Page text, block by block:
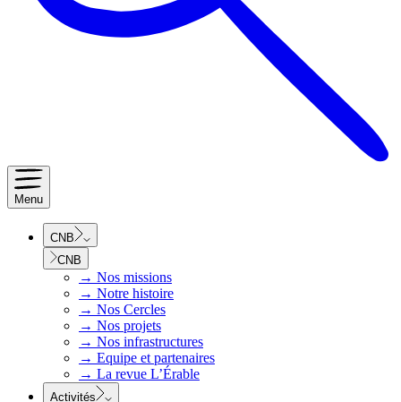
Menu
CNB
CNB
→ Nos missions
→ Notre histoire
→ Nos Cercles
→ Nos projets
→ Nos infrastructures
→ Equipe et partenaires
→ La revue L’Érable
Activités